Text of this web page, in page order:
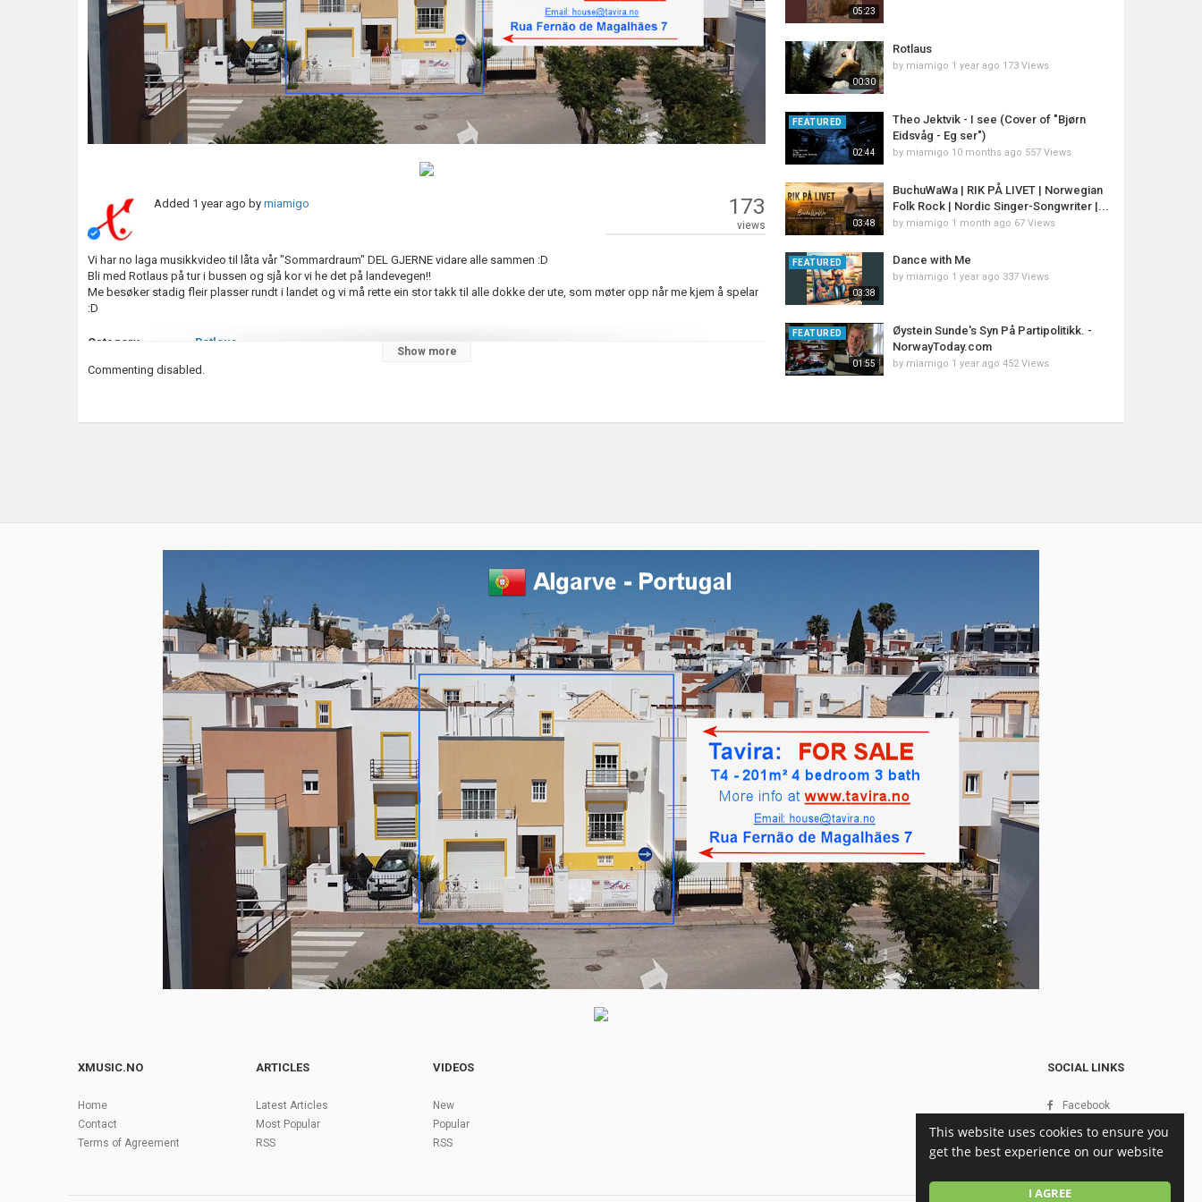
I AGREE
This website uses cookies to ensure you
get the best experience on our website
Added 1 year ago bymiamigo 173
views
Vi har no laga musikkvideo til låta vår "Sommardraum" DEL GJERNE vidare alle sammen :D
Bli med Rotlaus på tur i bussen og sjå kor vi he det på landevegen!!
Me besøker stadig fleir plasser rundt i landet og vi må rette ein stor takk til alle dokke der ute, som møter opp når me kjem å spelar
:D
Category
Rotlaus
Show more
Commenting disabled.
05:23
00:30
Rotlaus
by miamigo 1 year ago 173 Views
02:44
FEATURED
Theo Jektvik - I see (Cover of "Bjørn
Eidsvåg - Eg ser")
by miamigo 10 months ago 557 Views
03:48
BuchuWaWa | RIK PÅ LIVET | Norwegian
Folk Rock | Nordic Singer-Songwriter |...
by miamigo 1 month ago 67 Views
03:38
FEATURED Dance with Me
by miamigo 1 year ago 337 Views
01:55
FEATURED
Øystein Sunde's Syn På Partipolitikk. -
NorwayToday.com
by miamigo 1 year ago 452 Views
XMUSIC.NO
Home
Contact
Terms of Agreement
ARTICLES
Latest Articles
Most Popular
RSS
VIDEOS
New
Popular
RSS
SOCIAL LINKS
Facebook
Twitter